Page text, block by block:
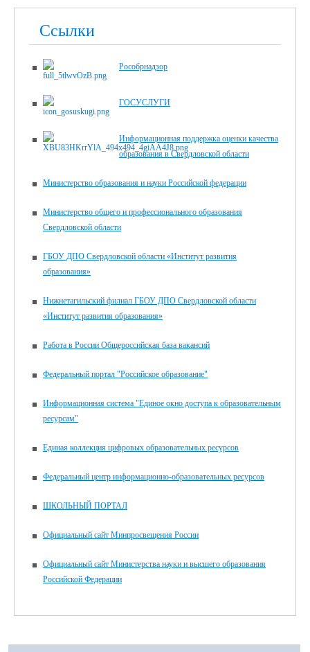
Ссылки
Рособрнадзор
ГОСУСЛУГИ
Информационная поддержка оценки качества
образования в Свердловской области
Министерство образования и науки Российской федерации
Министерство общего и профессионального образования
Свердловской области
ГБОУ ДПО Свердловской области «Институт развития
образования»
Нижнетагильский филиал ГБОУ ДПО Свердловской области
«Институт развития образования»
Работа в России Общероссийская база вакансий
Федеральный портал "Российское образование"
Информационная система "Единое окно доступа к образовательным
ресурсам"
Единая коллекция цифровых образовательных ресурсов
Федеральный центр информационно-образовательных ресурсов
ШКОЛЬНЫЙ ПОРТАЛ
Официальный сайт Минпросвещения России
Официальный сайт Министерства науки и высшего образования
Российской Федерации